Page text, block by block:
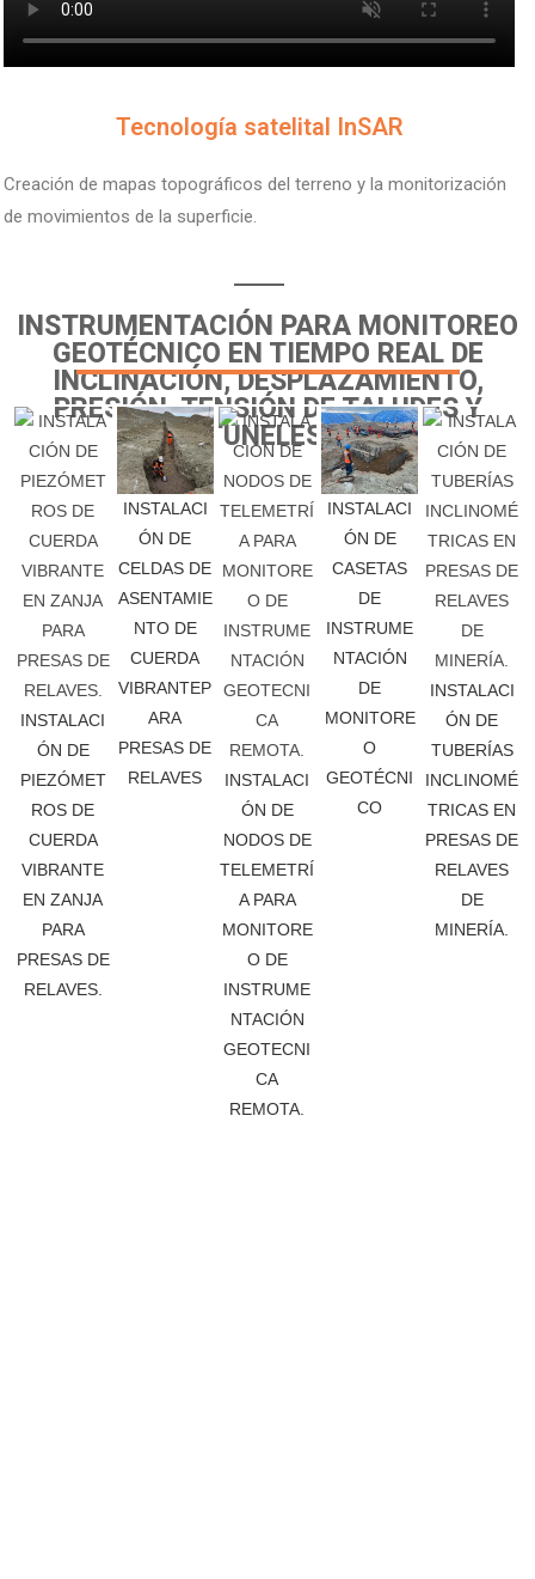
V
Tecnología satelital InSAR
Creación de mapas topográficos del terreno y la monitorización
de movimientos de la superficie.
INSTRUMENTACIÓN PARA MONITOREO
GEOTÉCNICO EN TIEMPO REAL DE
INCLINACIÓN, DESPLAZAMIENTO,
PRESIÓN, TENSIÓN DE TALUDES Y
TUNELES.
INSTALACI
ÓN DE
PIEZÓMET
ROS DE
CUERDA
VIBRANTE
EN ZANJA
PARA
PRESAS DE
RELAVES.
INSTALACI
ÓN DE
CELDAS DE
ASENTAMIE
NTO DE
CUERDA
VIBRANTEP
ARA
PRESAS DE
RELAVES
INSTALACI
ÓN DE
NODOS DE
TELEMETRÍ
A PARA
MONITORE
O DE
INSTRUME
NTACIÓN
GEOTECNI
CA
REMOTA.
INSTALACI
ÓN DE
CASETAS
DE
INSTRUME
NTACIÓN
DE
MONITORE
O
GEOTÉCNI
CO
INSTALACI
ÓN DE
TUBERÍAS
INCLINOMÉ
TRICAS EN
PRESAS DE
RELAVES
DE
MINERÍA.